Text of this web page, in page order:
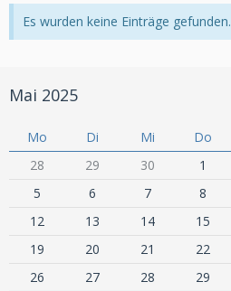
Es wurden keine Einträge gefunden.
Mai 2025
Mo Di Mi Do
28
29 30 1
5
6 7 8
12
13 14 15
19
20 21 22
26
27 28 29